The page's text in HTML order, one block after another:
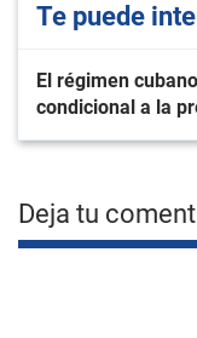
Te puede
El régimen
condicional a la
Deja tu